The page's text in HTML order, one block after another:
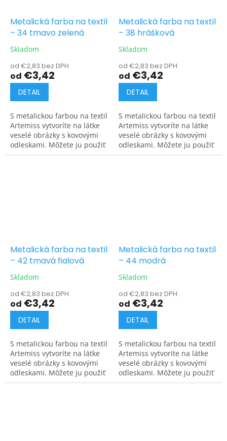
Metalická farba na textil
– 34 tmavo zelená
Skladom
od €2,83 bez DPH
od €3,42
DETAIL
S metalickou farbou na textil
Artemiss vytvoríte na látke
veselé obrázky s kovovými
odleskami. Môžete ju použiť
na tmavé aj svetlé materiály.
Metalická farba na textil
– 38 hrášková
Skladom
od €2,83 bez DPH
od €3,42
DETAIL
S metalickou farbou na textil
Artemiss vytvoríte na látke
veselé obrázky s kovovými
odleskami. Môžete ju použiť
na tmavé aj svetlé materiály.
Metalická farba na textil
– 42 tmavá fialová
Skladom
od €2,83 bez DPH
od €3,42
DETAIL
S metalickou farbou na textil
Artemiss vytvoríte na látke
veselé obrázky s kovovými
odleskami. Môžete ju použiť
na tmavé aj svetlé materiály.
Metalická farba na textil
– 44 modrá
Skladom
od €2,83 bez DPH
od €3,42
DETAIL
S metalickou farbou na textil
Artemiss vytvoríte na látke
veselé obrázky s kovovými
odleskami. Môžete ju použiť
na tmavé aj svetlé materiály.